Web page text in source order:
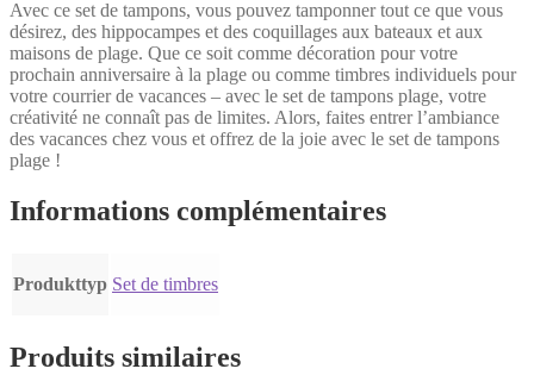
Avec ce set de tampons, vous pouvez tamponner tout ce que vous
désirez, des hippocampes et des coquillages aux bateaux et aux
maisons de plage. Que ce soit comme décoration pour votre
prochain anniversaire à la plage ou comme timbres individuels pour
votre courrier de vacances – avec le set de tampons plage, votre
créativité ne connaît pas de limites. Alors, faites entrer l’ambiance
des vacances chez vous et offrez de la joie avec le set de tampons
plage !
Informations complémentaires
Produkttyp Set de timbres
Produits similaires